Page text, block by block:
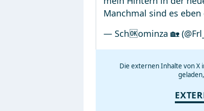
Manchmal sind es
— Sch🆗ominza 🏡
Die externen Inhalte von X